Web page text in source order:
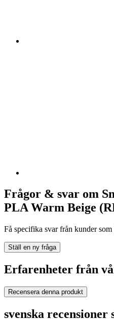
Frågor & svar om
PLA Warm Beige
Få specifika svar från kunder
Ställ en ny fråga
Erfarenheter från
Recensera denna produkt
svenska